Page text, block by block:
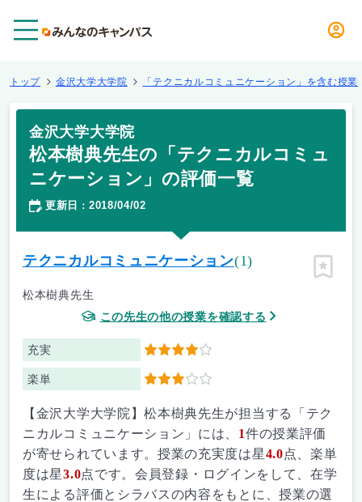
トップ 金沢大学大学院 「テクニカルコミュニケーション」を含む授業
金沢大学大学院
松本樹典先生の「テクニカルコミュ
ニケーション」の評価一覧
更新日 ： 2018/04/02
テクニカルコミュニケーション(1)
松本樹典先生
この先生の他の授業を確認する
充実 4
楽単 3
ピン留
【金沢大学大学院】松本樹典先生が担当する「テク
ニカルコミュニケーション」には、 1件の授業評価
が寄せられています。授業の充実度は星4.0点、楽単
度は星3.0点です。会員登録・ログインをして、在学
生による評価とシラバスの内容をもとに、授業の選